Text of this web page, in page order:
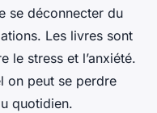
se déconnecter du
Les livres sont
le stress et l’anxiété.
on peut se perdre
quotidien.